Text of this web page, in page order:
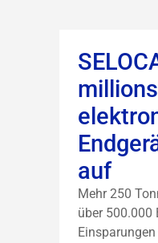
auf
Mehr 250
über 500.000